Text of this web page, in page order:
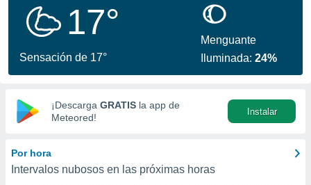
calidad.
a este
las
y
digital
basada
17°
Sensación de 17°
Menguante
Iluminada:24%
¡Descarga GRATIS la app de
Meteored!
Instalar
Por hora
Intervalos nubosos en las próximas horas